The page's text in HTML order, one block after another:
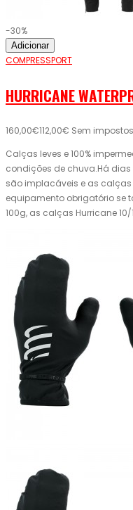
-30%
Adicionar
COMPRESSPORT
HURRICANE
160,00€112,00€ Sem
Calças leves e 100%
condições de chuva.Há dias
são implacáveis ​​e as
equipamento obrigatório se
100g, as calças Hurricane